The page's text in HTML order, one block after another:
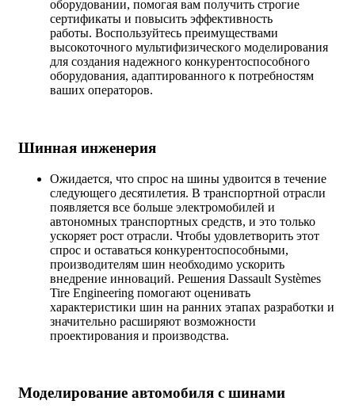
оборудовании, помогая вам получить строгие
сертификаты и повысить эффективность
работы. Воспользуйтесь преимуществами
высокоточного мультифизического моделирования
для создания надежного конкурентоспособного
оборудования, адаптированного к потребностям
ваших операторов.
Шинная инженерия
Ожидается, что спрос на шины удвоится в течение
следующего десятилетия. В транспортной отрасли
появляется все больше электромобилей и
автономных транспортных средств, и это только
ускоряет рост отрасли. Чтобы удовлетворить этот
спрос и оставаться конкурентоспособными,
производителям шин необходимо ускорить
внедрение инноваций. Решения Dassault Systèmes
Tire Engineering помогают оценивать
характеристики шин на ранних этапах разработки и
значительно расширяют возможности
проектирования и производства.
Моделирование автомобиля с шинами